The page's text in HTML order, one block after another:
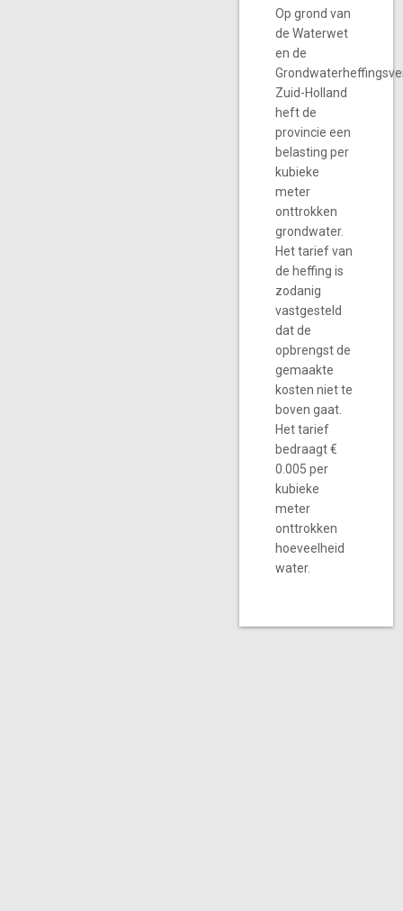
Op grond van
de Waterwet
en de
Zuid-Holland
heft de
provincie een
belasting per
kubieke
meter
onttrokken
grondwater.
Het tarief van
de heffing is
zodanig
vastgesteld
dat de
opbrengst de
gemaakte
kosten niet te
boven gaat.
Het tarief
bedraagt €
0.005 per
kubieke
meter
onttrokken
hoeveelheid
water.